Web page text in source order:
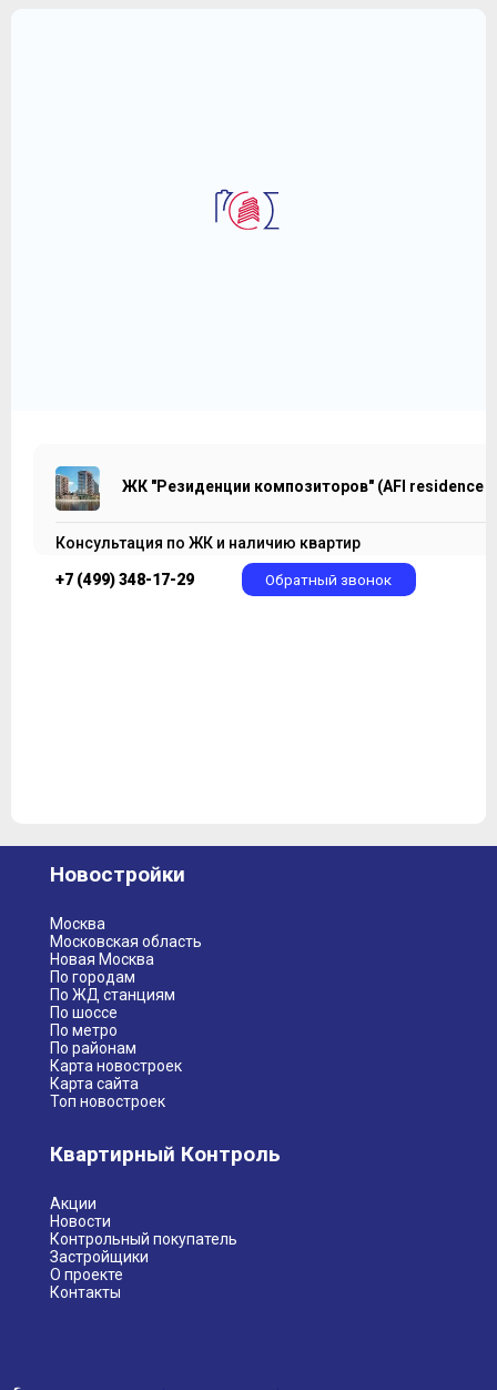
ЖК "Резиденции композиторов" (AFI residence
Консультация по ЖК и наличию квартир
+7 (499) 348-17-29 Обратный звонок
Новостройки
Москва
Московская область
Новая Москва
По городам
По ЖД станциям
По шоссе
По метро
По районам
Карта новостроек
Карта сайта
Топ новостроек
Квартирный Контроль
Акции
Новости
Контрольный покупатель
Застройщики
О проекте
Контакты